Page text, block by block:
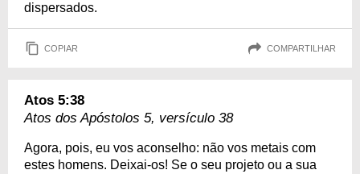
dispersados.
COPIAR COMPARTILHAR
Atos 5:38
Atos dos Apóstolos 5, versículo 38
Agora, pois, eu vos aconselho: não vos metais com
estes homens. Deixai-os! Se o seu projeto ou a sua